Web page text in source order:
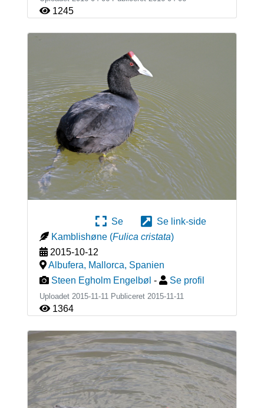
1245
Se
Se link-side
Kamblishøne (Fulica cristata)
2015-10-12
Albufera, Mallorca, Spanien
Steen Egholm Engelbøl - Se profil
Uploadet 2015-11-11 Publiceret 2015-11-11
1364